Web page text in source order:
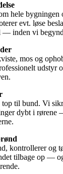
hele bygningen
evt. løse
— inden vi
mos og
udstyr
til bund. Vi
dybt i rørene
kontrollerer og
tilbage op —